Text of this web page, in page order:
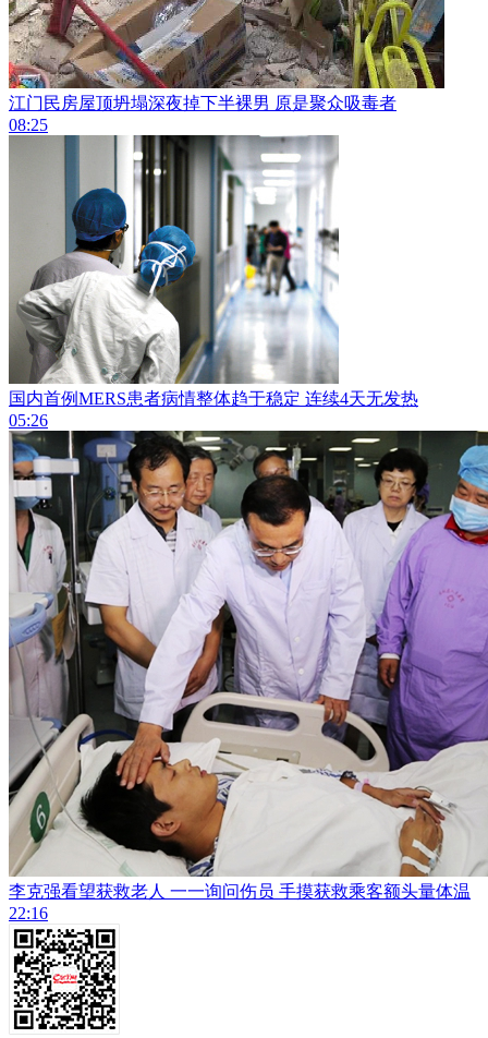
江门民房屋顶坍塌深夜掉下半裸男 原是聚众吸毒者
08:25
国内首例MERS患者病情整体趋于稳定 连续4天无发热
05:26
李克强看望获救老人 一一询问伤员 手摸获救乘客额头量体温
22:16